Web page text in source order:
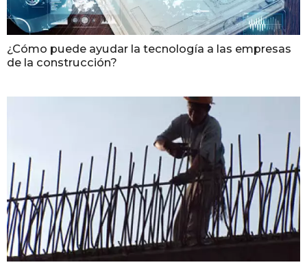
¿Cómo puede ayudar la tecnología a las empresas
de la construcción?